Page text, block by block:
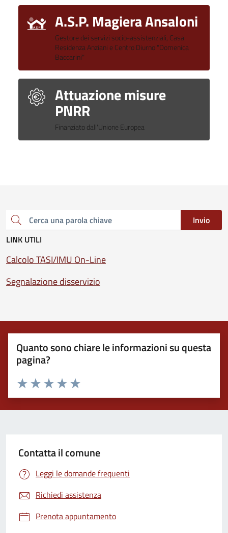
A.S.P. Magiera Ansaloni
Gestore dei servizi socio-assistenziali, Casa
Residenza Anziani e Centro Diurno "Domenica
Baccarini"
Attuazione misure
PNRR
Finanziato dall'Unione Europea
Cerca una parola chiave
Invio
LINK UTILI
Calcolo TASI/IMU On-Line
Segnalazione disservizio
Quanto sono chiare le informazioni su questa
pagina?
Valuta 5 stelle su 5
Valuta 4 stelle su 5
Valuta 3 stelle su 5
Valuta 2 stelle su 5
Valuta 1 stelle su 5
Contatta il comune
Leggi le domande frequenti
Richiedi assistenza
Prenota appuntamento